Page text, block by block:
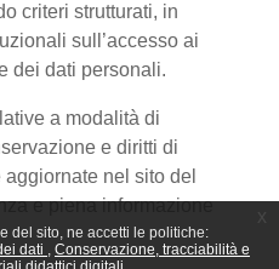
del sito, ne accetti le politiche:
dati
Conservazione, tracciabilità e
criteri strutturati, in
sull’accesso ai
dei dati personali.
a modalità di
e diritti di
nel sito del
e piena informazione